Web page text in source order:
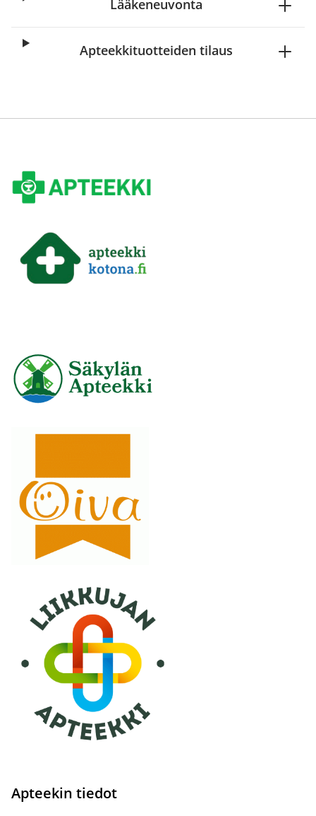
Lääkeneuvonta
Apteekkituotteiden tilaus
Apteekin tiedot